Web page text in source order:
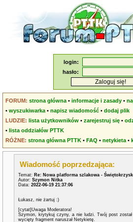
login:
hasło:
FORUM: strona główna •informacje i zasady •
•wyszukiwarka •napisz wiadomość •dodaj plik
LUDZIE: lista użytkowników •zarejestruj się •
•lista oddziałów PTTK
RÓŻNE: strona główna PTTK •FAQ •netykieta •
Wiadomość poprzedzająca:
Temat: Re: Nowa platforma szlakowa -
Autor:Szymon Nitka
Data:2022-06-19 21:37:06
Łukasz, nie żartuj :)
[cytat]Uwaga Moderatora!
Szymon, krytykuj czyny, a nie ludzi. Twój post
wycięty fragment naruszał Netykietę.